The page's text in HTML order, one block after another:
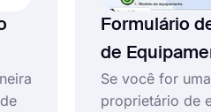
Formulário
de
Se você for
proprietário de